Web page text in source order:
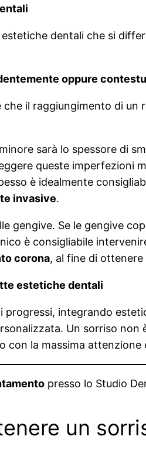
dentali che si
oppure
il raggiungimento di
sarà lo spessore di
queste imperfezioni
è idealmente
invasive.
gengive. Se le gengive
è consigliabile
corona, al fine di
estetiche dentali
progressi, integrando
Un sorriso
con la massima attenzione
presso lo Studio
un